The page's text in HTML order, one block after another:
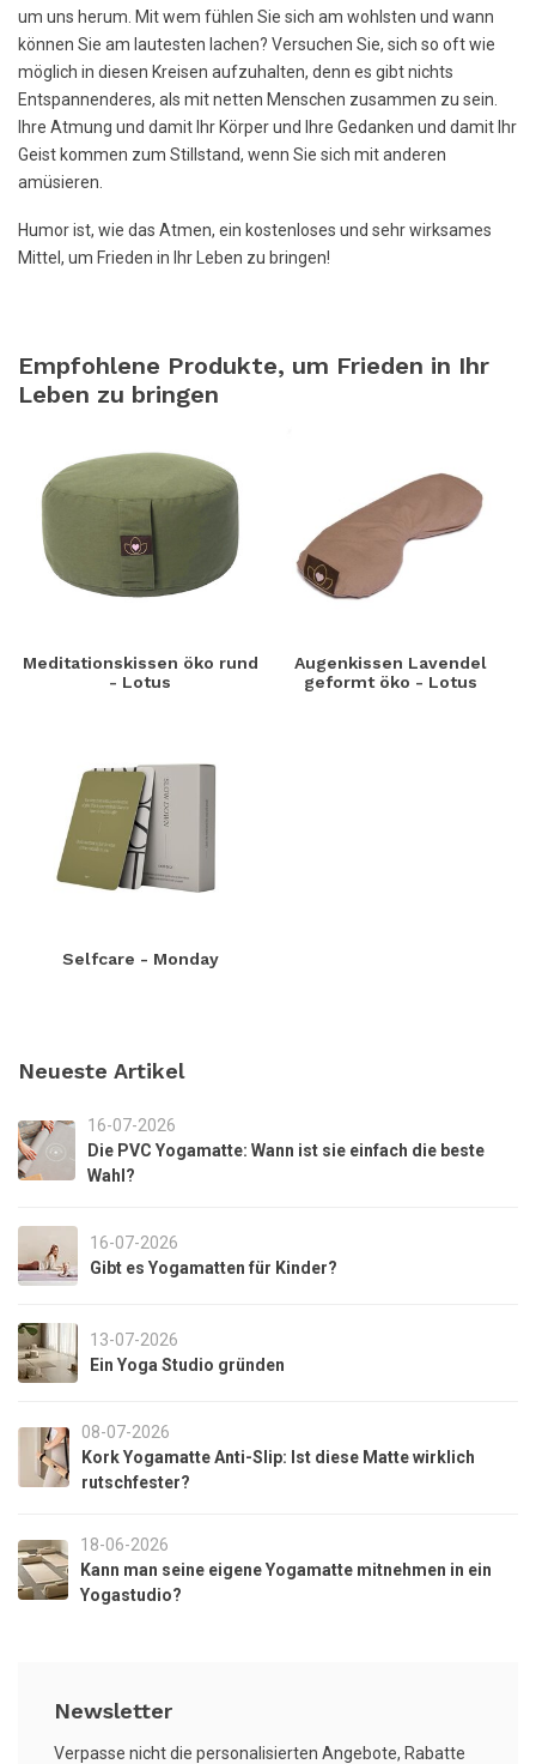
um uns herum. Mit wem fühlen Sie sich am wohlsten und wann
können Sie am lautesten lachen? Versuchen Sie, sich so oft wie
möglich in diesen Kreisen aufzuhalten, denn es gibt nichts
Entspannenderes, als mit netten Menschen zusammen zu sein.
Ihre Atmung und damit Ihr Körper und Ihre Gedanken und damit Ihr
Geist kommen zum Stillstand, wenn Sie sich mit anderen
amüsieren.
Humor ist, wie das Atmen, ein kostenloses und sehr wirksames
Mittel, um Frieden in Ihr Leben zu bringen!
Empfohlene Produkte, um Frieden in Ihr
Leben zu bringen
Meditationskissen öko rund
- Lotus
Augenkissen Lavendel
geformt öko - Lotus
Selfcare - Monday
Neueste Artikel
16-07-2026
Die PVC Yogamatte: Wann ist sie einfach die beste
Wahl?
16-07-2026
Gibt es Yogamatten für Kinder?
13-07-2026
Ein Yoga Studio gründen
08-07-2026
Kork Yogamatte Anti-Slip: Ist diese Matte wirklich
rutschfester?
18-06-2026
Kann man seine eigene Yogamatte mitnehmen in ein
Yogastudio?
Newsletter
Verpasse nicht die personalisierten Angebote, Rabatte